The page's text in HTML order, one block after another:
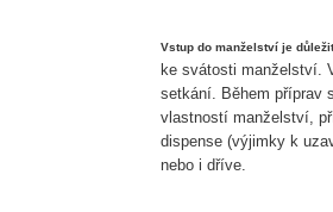
Vstup do manželství je
ke svátosti manželství.
setkání. Během příprav
vlastností manželství,
dispense (výjimky k
nebo i dříve.